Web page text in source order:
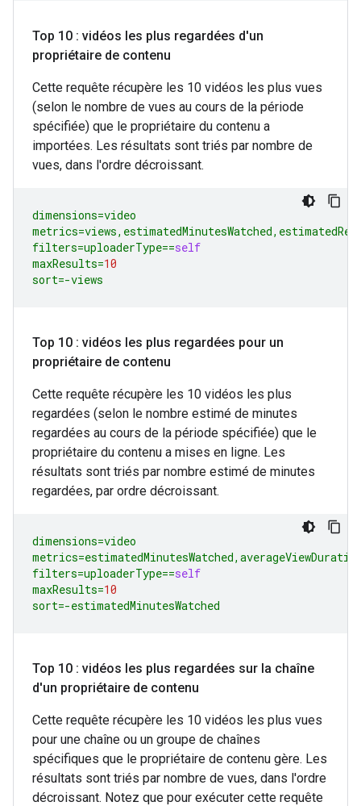
Top 10 : vidéos les plus regardées d'un
propriétaire de contenu
Cette requête récupère les 10 vidéos les plus vues
(selon le nombre de vues au cours de la période
spécifiée) que le propriétaire du contenu a
importées. Les résultats sont triés par nombre de
vues, dans l'ordre décroissant.
dimensions=video
metrics=views, estimatedMinutesWatched,
filters=uploaderType==self
maxResults=10
sort=-views
Top 10 : vidéos les plus regardées pour un
propriétaire de contenu
Cette requête récupère les 10 vidéos les plus
regardées (selon le nombre estimé de minutes
regardées au cours de la période spécifiée) que le
propriétaire du contenu a mises en ligne. Les
résultats sont triés par nombre estimé de minutes
regardées, par ordre décroissant.
dimensions=video
metrics=estimatedMinutesWatched,
filters=uploaderType==self
maxResults=10
sort=-estimatedMinutesWatched
Top 10 : vidéos les plus regardées sur la chaîne
d'un propriétaire de contenu
Cette requête récupère les 10 vidéos les plus vues
pour une chaîne ou un groupe de chaînes
spécifiques que le propriétaire de contenu gère. Les
résultats sont triés par nombre de vues, dans l'ordre
décroissant. Notez que pour exécuter cette requête